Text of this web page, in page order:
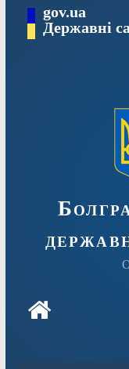
Перейтиgov.ua
Державні